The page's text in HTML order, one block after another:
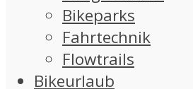
Bikeparks
Fahrtechnik
Flowtrails
Bikeurlaub